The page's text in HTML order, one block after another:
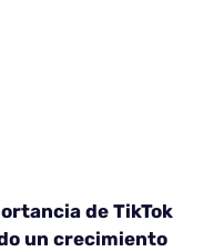
de TikTok
un crecimiento